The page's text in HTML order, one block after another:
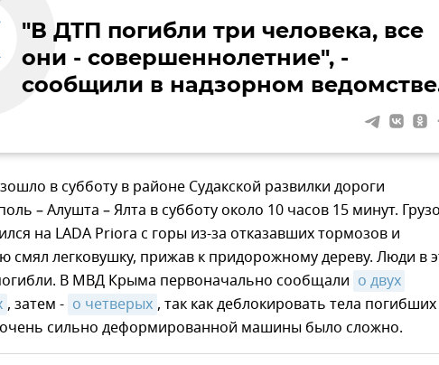
"В ДТП погибли три человека, все
они - совершеннолетние", -
сообщили в надзорном
в субботу в районе Судакской развилки дороги
– Алушта – Ялта в субботу около 10 часов 15 минут.
на LADA Priora с горы из-за отказавших тормозов и
смял легковушку, прижав к придорожному дереву. Люди в
В МВД Крыма первоначально сообщали о двух
, затем - о четверых , так как деблокировать тела
сильно деформированной машины было сложно.